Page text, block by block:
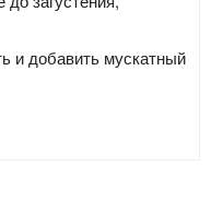
и добавить мускатный